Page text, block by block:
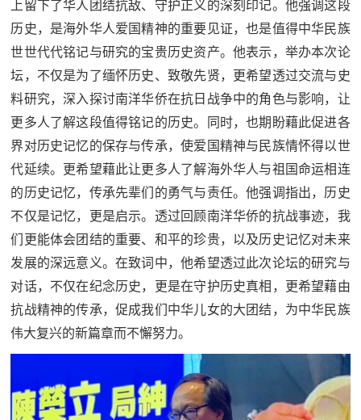
上留下了华人团结抗敌、守护正义的深刻印记。他强调这段
历史，是海外华人爱国精神的重要见证，也是值得中华民族
世世代代铭记与研究的宝贵历史资产。他表示，举办本次论
坛，不仅是为了缅怀历史、致敬先贤，更希望透过交流与史
料研究，深入探讨南洋华侨在抗日战争中的角色与影响，让
更多人了解这段值得铭记的历史。同时，也期盼藉此促进各
界对历史记忆的保存与传承，使爱国精神与民族情怀得以世
代延续。更希望藉此让更多人了解海外华人与祖国命运相连
的历史记忆，传承先辈们的勇气与责任。他强调指出，历史
不仅是记忆，更是启示。透过回顾南洋华侨的抗战事迹，我
们更能体会团结的重要、和平的珍贵，以及历史记忆对未来
发展的深远意义。在致词中，他希望透过此次论坛的研究与
对话，不仅在纪念历史，更是在守护历史真相，更希望藉由
抗战精神的传承，促成我们中华儿女的大团结，为中华民族
伟大复兴的新篇章而不懈努力。